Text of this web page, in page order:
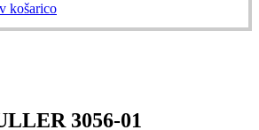
košarico
3056-01